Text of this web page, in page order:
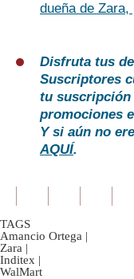
dueña de
Disfruta tus
Suscriptores
tu suscripción
promociones
Y si aún no
AQUÍ.
TAGS
Amancio Ortega |
Zara |
Inditex |
WalMart